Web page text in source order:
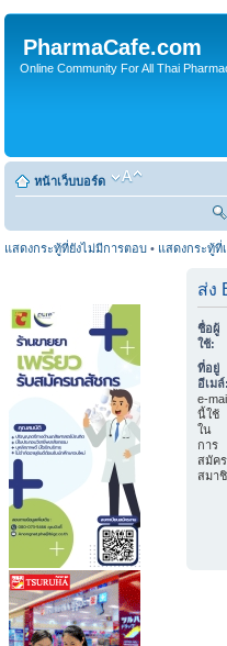
PharmaCafe.com
Online Community For All Thai
หน้าเว็บบอร์ด
แสดงกระทู้ที่ยังไม่มีการตอบ • แสดงกระทู้ที่
ส่ง
ชื่อผู้
ใช้:
ที่อยู่
อีเม
e-
นี้ใช้
ใน
การ
สมัคร
สมา